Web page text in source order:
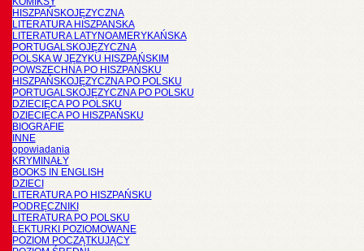
HISZPAŃSKOJĘZYCZNA
LITERATURA HISZPANSKA
LITERATURA LATYNOAMERYKAŃSKA
PORTUGALSKOJĘZYCZNA
POLSKA W JĘZYKU HISZPAŃSKIM
POWSZECHNA PO HISZPAŃSKU
HISZPAŃSKOJĘZYCZNA PO POLSKU
PORTUGALSKOJĘZYCZNA PO POLSKU
DZIECIĘCA PO POLSKU
DZIECIĘCA PO HISZPAŃSKU
BIOGRAFIE
INNE
opowiadania
KRYMINAŁY
BOOKS IN ENGLISH
DZIECI
LITERATURA PO HISZPAŃSKU
PODRĘCZNIKI
LITERATURA PO POLSKU
LEKTURKI POZIOMOWANE
POZIOM POCZĄTKUJĄCY